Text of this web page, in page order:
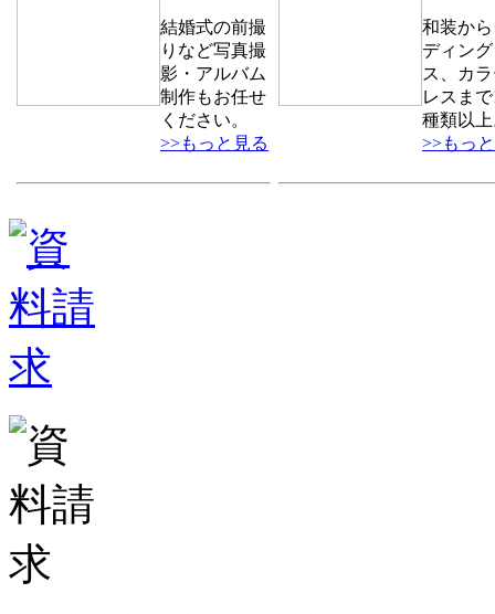
結婚式の前撮
りなど写真撮
影・アルバム
制作もお任せ
ください。
>>もっと見る
和装か
ディン
ス、カ
レスまで
種類以
>>もっ